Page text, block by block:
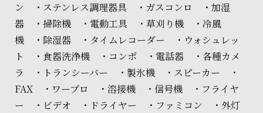
ン ・ステンレス調理器具 ・ガスコンロ ・加湿
器 ・掃除機 ・電動工具 ・草刈り機 ・冷風
機 ・除湿器 ・タイムレコーダー ・ウォシュレッ
ト ・食器洗浄機 ・コンポ ・電話器 ・各種カメ
ラ ・トランシーバー ・製氷機 ・スピーカー ・
FAX ・ワープロ ・溶接機 ・信号機 ・フライヤ
ー ・ビデオ ・ドライヤー ・ファミコン ・外灯